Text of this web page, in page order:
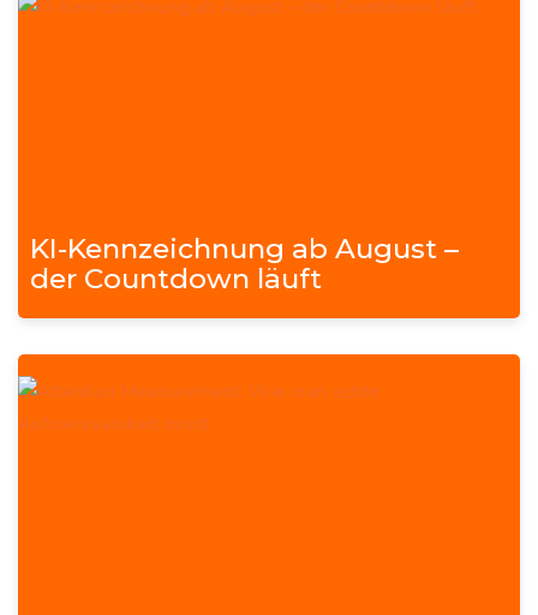
KI-Kennzeichnung ab August –
der Countdown läuft